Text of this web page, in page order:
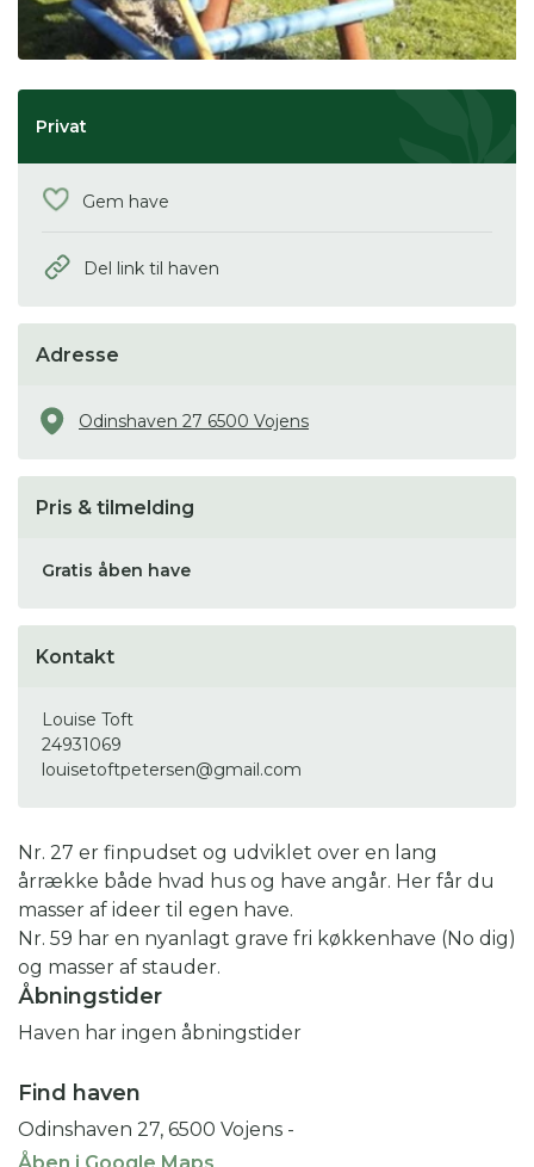
Nr. 27 er finpudset og udviklet over en lang
årrække både hvad hus og have angår. Her får du
masser af ideer til egen have.
Nr. 59 har en nyanlagt grave fri køkkenhave (No dig)
og masser af stauder.
Åbningstider
Haven har ingen åbningstider
Find haven
Odinshaven 27, 6500 Vojens -
Åben i Google Maps
Privat
Gem have
Del link til haven
Adresse
Odinshaven 27 6500 Vojens
Pris & tilmelding
Gratis åben have
Kontakt
Louise Toft
24931069
louisetoftpetersen@gmail.com